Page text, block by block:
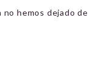
hemos dejado de